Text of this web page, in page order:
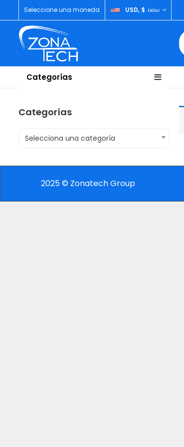
Seleccione una moneda USD, $ Dólar
Categorías
Categorías
Selecciona una categoría
2025 © Zonatech Group